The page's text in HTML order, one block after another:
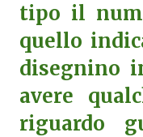
tipo il
quello
disegnino
avere
riguardo